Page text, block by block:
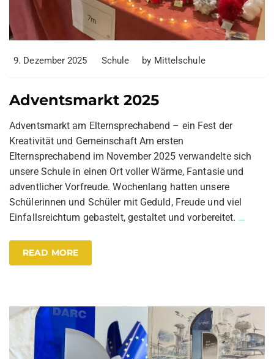
9. Dezember 2025 Schule by Mittelschule
Adventsmarkt 2025
Adventsmarkt am Elternsprechabend – ein Fest der
Kreativität und Gemeinschaft Am ersten
Elternsprechabend im November 2025 verwandelte sich
unsere Schule in einen Ort voller Wärme, Fantasie und
adventlicher Vorfreude. Wochenlang hatten unsere
Schülerinnen und Schüler mit Geduld, Freude und viel
Einfallsreichtum gebastelt, gestaltet und vorbereitet. …
READ MORE